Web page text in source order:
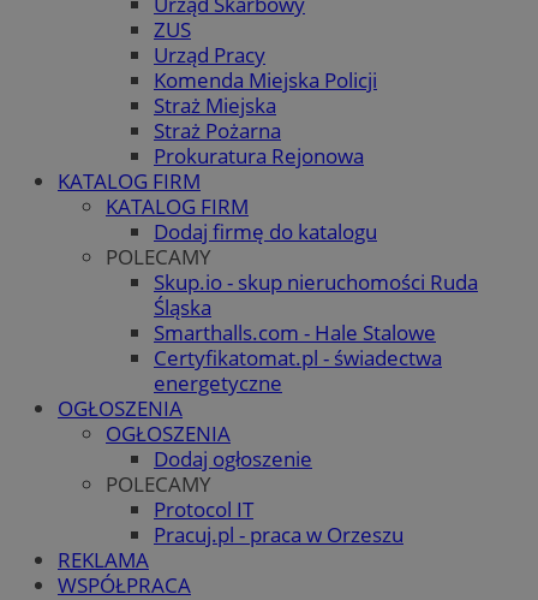
ZUS
Urząd Pracy
Komenda Miejska Policji
Straż Miejska
Straż Pożarna
Prokuratura Rejonowa
KATALOG FIRM
KATALOG FIRM
Dodaj firmę do katalogu
POLECAMY
Skup.io - skup nieruchomości Ruda
Śląska
Smarthalls.com - Hale Stalowe
Certyfikatomat.pl - świadectwa
energetyczne
OGŁOSZENIA
OGŁOSZENIA
Dodaj ogłoszenie
POLECAMY
Protocol IT
Pracuj.pl - praca w Orzeszu
REKLAMA
WSPÓŁPRACA